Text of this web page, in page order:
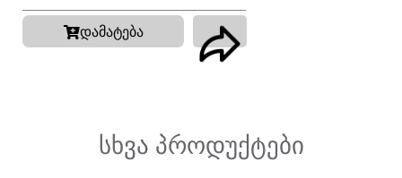
დამატება
სხვა პროდუქტები